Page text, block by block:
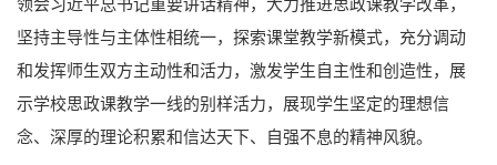
坚持主导性与主体性相统一，探索课堂教学新模式，充分调动
和发挥师生双方主动性和活力，激发学生自主性和创造性，展
示学校思政课教学一线的别样活力，展现学生坚定的理想信
念、深厚的理论积累和信达天下、自强不息的精神风貌。